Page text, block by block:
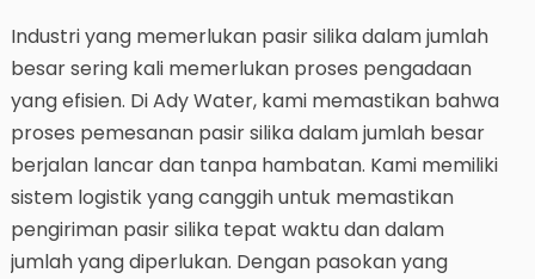
Industri yang memerlukan pasir silika dalam jumlah
besar sering kali memerlukan proses pengadaan
yang efisien. Di Ady Water, kami memastikan bahwa
proses pemesanan pasir silika dalam jumlah besar
berjalan lancar dan tanpa hambatan. Kami memiliki
sistem logistik yang canggih untuk memastikan
pengiriman pasir silika tepat waktu dan dalam
jumlah yang diperlukan. Dengan pasokan yang